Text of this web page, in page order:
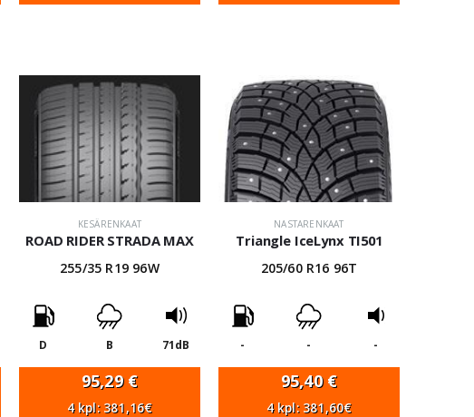
KESÄRENKAAT
ROAD RIDER STRADA MAX
255/35 R19 96W
D B 71dB
95,29 €
4 kpl: 381,16€
NASTARENKAAT
Triangle IceLynx TI501
205/60 R16 96T
- - -
95,40 €
4 kpl: 381,60€